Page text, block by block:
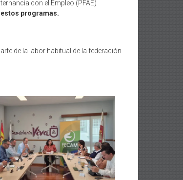
con el Empleo (PFAE)
estos programas.
de la labor habitual de la federación